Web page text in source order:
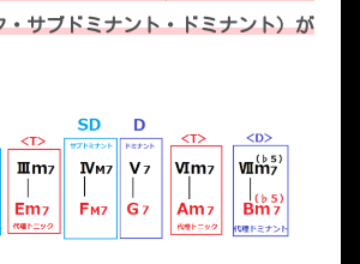
・サブドミナント・ドミナント）が